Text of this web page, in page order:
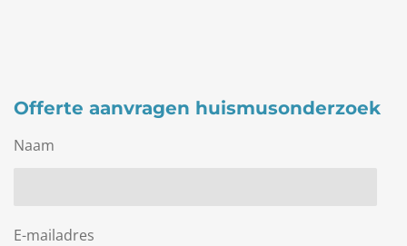
Offerte aanvragen huismusonderzoek
Naam
E-mailadres